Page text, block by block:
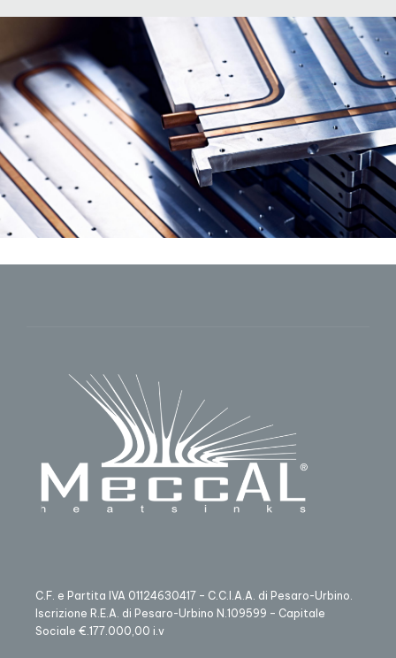
C.F. e Partita IVA 01124630417 – C.C.I.A.A. di Pesaro-Urbino.
Iscrizione R.E.A. di Pesaro-Urbino N.109599 – Capitale
Sociale €.177.000,00 i.v